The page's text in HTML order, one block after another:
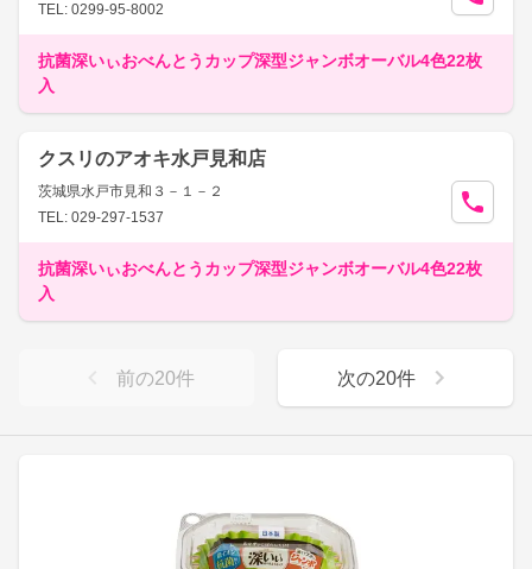
TEL: 0299-95-8002
抗菌深いぃおべんとうカップ深型ジャンボオーバル4色22枚
入
クスリのアオキ水戸見和店
茨城県水戸市見和３－１－２
TEL: 029-297-1537
抗菌深いぃおべんとうカップ深型ジャンボオーバル4色22枚
入
前の20件 次の20件